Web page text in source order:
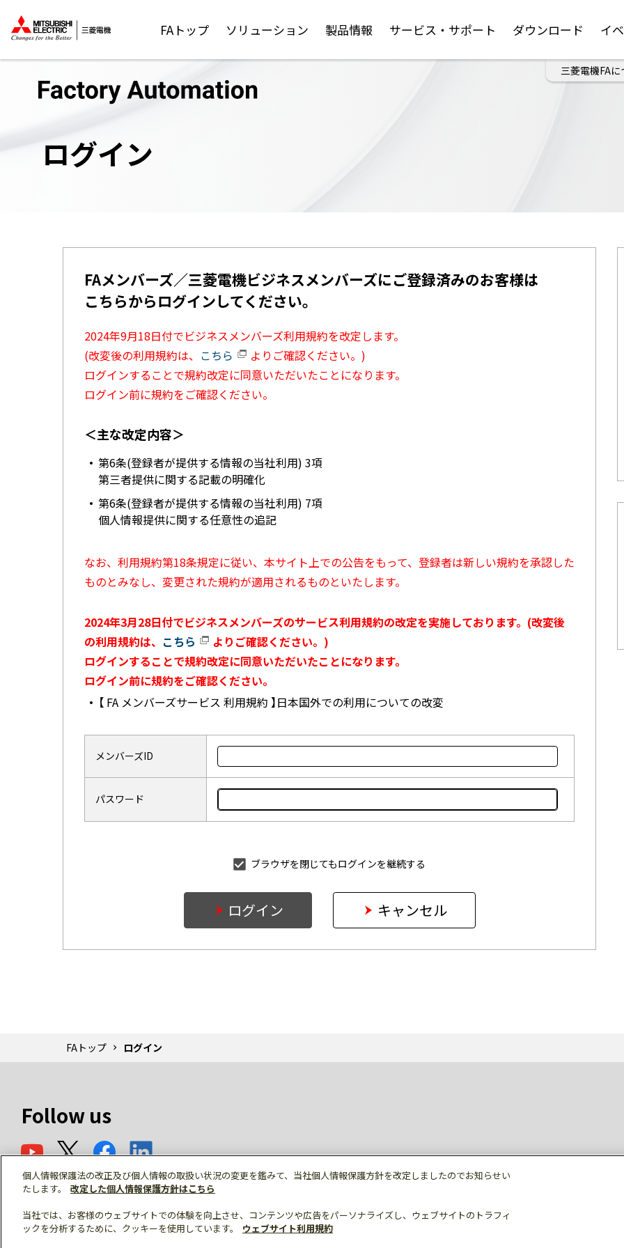
FAトップ ソリューション 製品情報 サービス・サポート ダウンロード イ
三菱電機FAに
ログイン
FAメンバーズ／三菱電機ビジネスメンバーズにご登録済みのお客様は
こちらからログインしてください。
2024年9月18日付でビジネスメンバーズ利用規約を改定します。
(改変後の利用規約は、 こちら
よりご確認ください。)
ログインすることで規約改定に同意いただいたことになります。
ログイン前に規約をご確認ください。
＜主な改定内容＞
第6条(登録者が提供する情報の当社利用) 3項
第三者提供に関する記載の明確化
第6条(登録者が提供する情報の当社利用) 7項
個人情報提供に関する任意性の追記
なお、利用規約第18条規定に従い、本サイト上での公告をもって、登録者は新しい規約を承認した
ものとみなし、変更された規約が適用されるものといたします。
2024年3月28日付でビジネスメンバーズのサービス利用規約の改定を実施しております。(改変後
の利用規約は、 こちら
よりご確認ください。)
ログインすることで規約改定に同意いただいたことになります。
ログイン前に規約をご確認ください。
【 FA メンバーズサービス 利用規約 】日本国外での利用についての改変
メンバーズID
パスワード
ブラウザを閉じてもログインを継続する
ログイン キャンセル
FAトップ ログイン
Follow us
© Mitsubishi Electric Corporation
個人情報保護法の改正及び個人情報の取扱い状況の変更を鑑みて、当社個人情報保護方針を改定しましたのでお知らせい
たします。
改定した個人情報保護方針はこちら
当社では、お客様のウェブサイトでの体験を向上させ、コンテンツや広告をパーソナライズし、ウェブサイトのトラフィ
ックを分析するために、クッキーを使用しています。
ウェブサイト利用規約